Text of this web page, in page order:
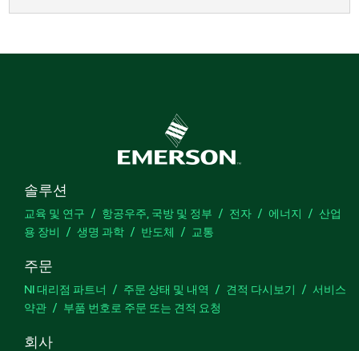
솔루션
교육 및 연구 항공우주, 국방 및 정부 전자 에너지
산업
용 장비
생명 과학 반도체 교통
주문
NI 대리점 파트너 주문 상태 및 내역 견적 다시보기
서비스
약관
부품 번호로 주문 또는 견적 요청
회사